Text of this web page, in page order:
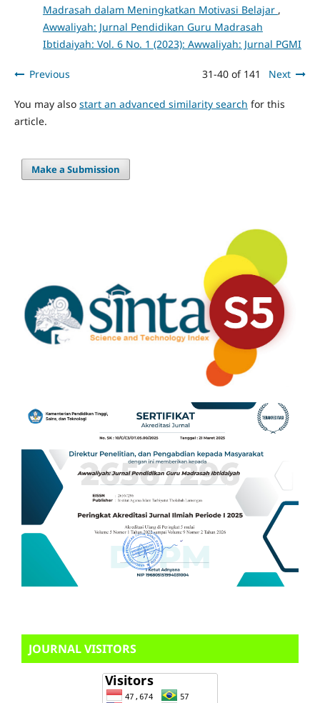
Madrasah dalam Meningkatkan Motivasi Belajar ,
Awwaliyah: Jurnal Pendidikan Guru Madrasah
Ibtidaiyah: Vol. 6 No. 1 (2023): Awwaliyah: Jurnal PGMI
Previous 31-40 of 141 Next
You may also start an advanced similarity search for this
article.
Make a Submission
JOURNAL VISITORS